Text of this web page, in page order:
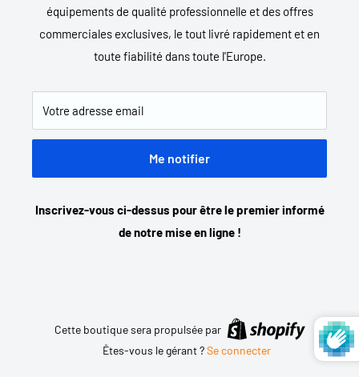
équipements de qualité professionnelle et des offres
commerciales exclusives, le tout livré rapidement et en
toute fiabilité dans toute l'Europe.
Votre adresse email
Me notifier
Inscrivez-vous ci-dessus pour être le premier informé
de notre mise en ligne !
Cette boutique sera propulsée par
Êtes-vous le gérant ?Se connecter